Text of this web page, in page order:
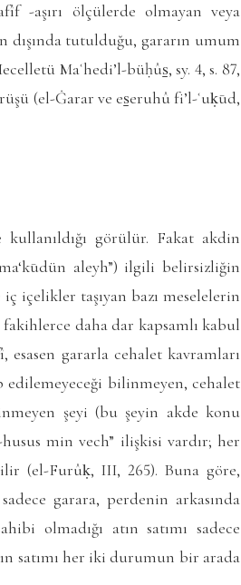
-aşırı ölçülerde olmayan veya
dışında tutulduğu, gararın umum
Maʿhedi’l-büḥûs̱, sy. 4, s. 87,
(el-Ġarar ve es̱eruhû fi’l-ʿuḳūd,
görülür. Fakat akdin
aleyh”) ilgili belirsizliğin
içelikler taşıyan bazı meselelerin
daha dar kapsamlı kabul
gararla cehalet kavramları
bilinmeyen, cehalet
şeyi (bu şeyin akde konu
min vech” ilişkisi vardır; her
(el-Furûḳ, III, 265). Buna göre,
garara, perdenin arkasında
olmadığı atın satımı sadece
satımı her iki durumun bir arada